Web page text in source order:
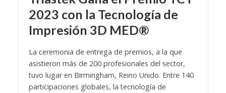
2023 con la Tecnología de
Impresión 3D MED®
La ceremonia de entrega de premios, a la que
asistieron más de 200 profesionales del sector,
tuvo lugar en Birmingham, Reino Unido. Entre 140
participaciones globales, la tecnología de